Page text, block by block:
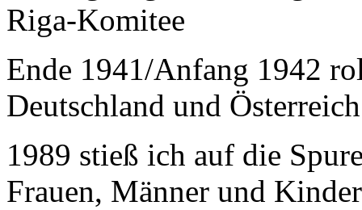
Riga-Komitee
Ende 1941/Anfang 1942
Deutschland und
1989 stieß ich auf die
Frauen, Männer und